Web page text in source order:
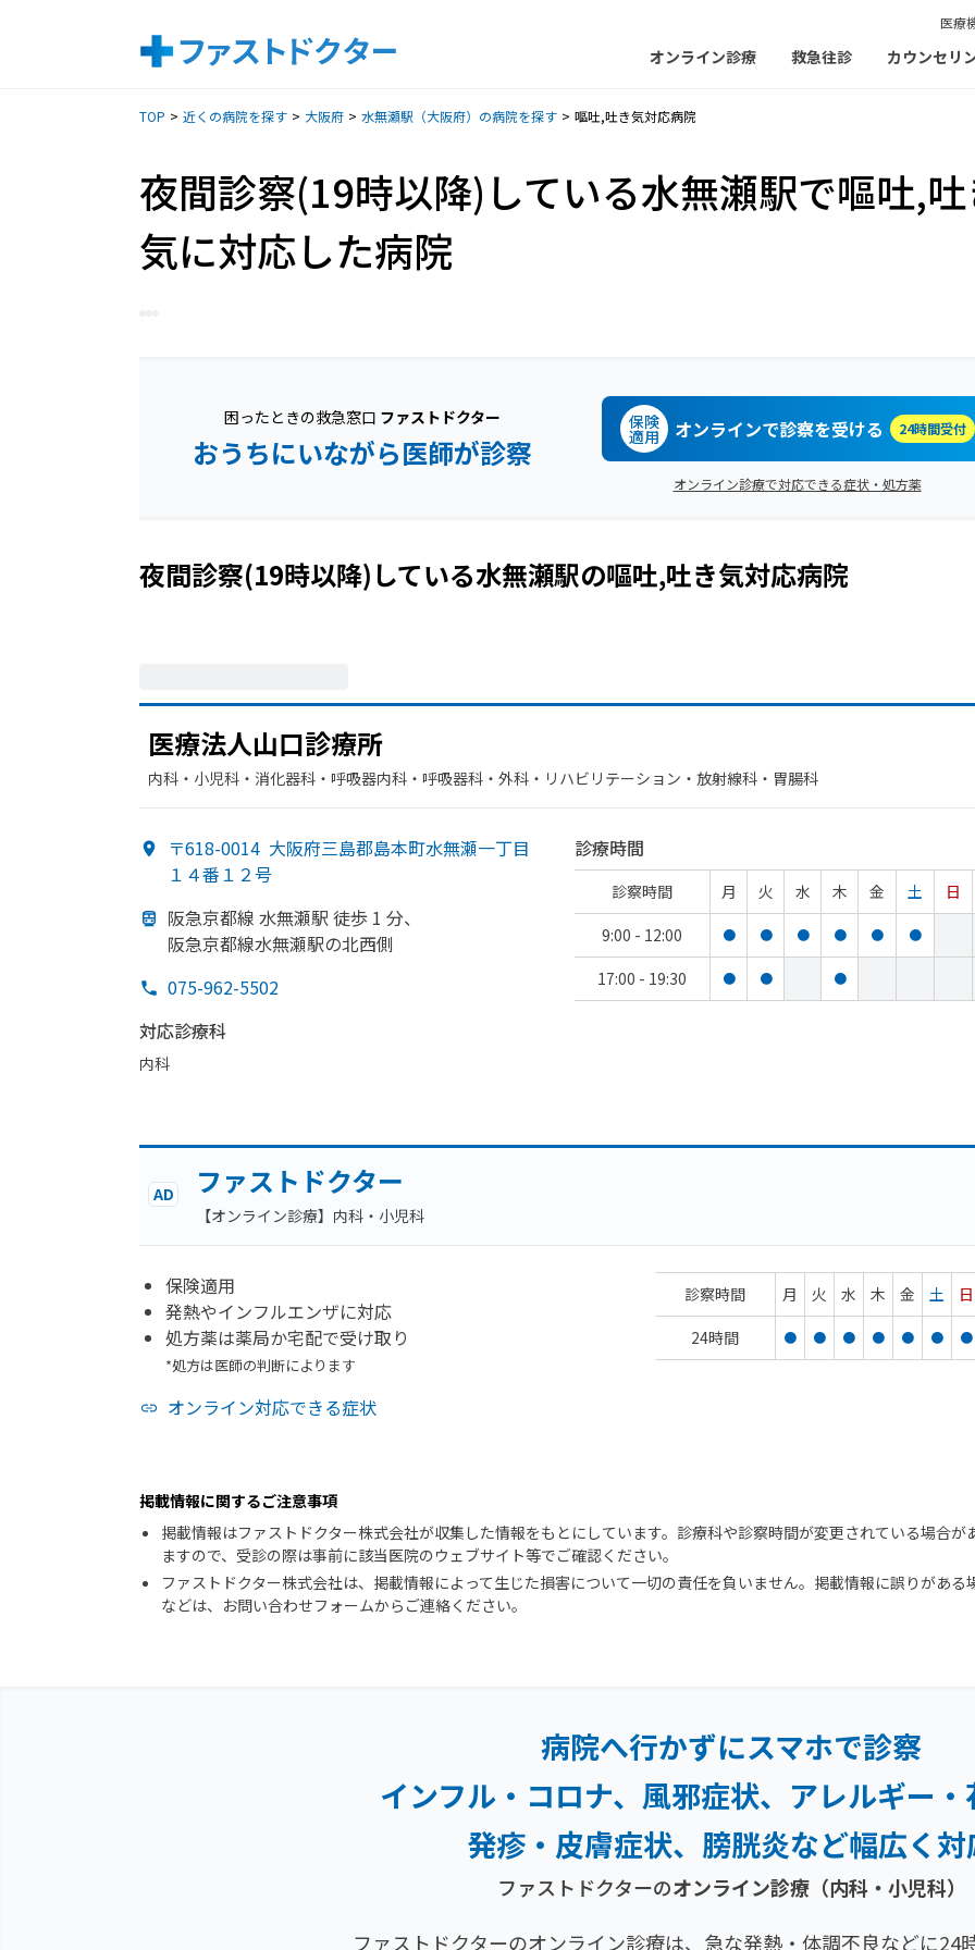
医療
オンライン診療 救急往診 カウンセリ
TOP 近くの病院を探す 大阪府 水無瀬駅（大阪府）の病院を探す 嘔吐,吐き気対応病院
夜間診察(19時以降)している水無瀬駅で嘔吐,
気に対応した病院
困ったときの救急窓口 ファストドクター
おうちにいながら医師が診察
保険
適用 オンラインで診察を受ける 24時間受付
オンライン診療で対応できる症状・処方薬
夜間診察(19時以降)している水無瀬駅の嘔吐,吐き気対応病院
医療法人山口診療所
内科・​小児科・​消化器科・​呼吸器内科・​呼吸器科・​外科・​リハビリテーション・​放射線科・​胃腸科
〒618-0014 大阪府三島郡島本町水無瀬一丁目
１４番１２号
阪急京都線 水無瀬駅 徒歩 1 分、
阪急京都線水無瀬駅の北西側
075-962-5502
対応診療科
内科
診療時間
診察時間 月 火 水 木 金 土
日
9:00 - 12:00
● ● ● ● ● ●
17:00 - 19:30 ● ● ●
AD ファストドクター
【オンライン診療】内科・小児科
保険適用
発熱やインフルエンザに対応
処方薬は薬局か宅配で受け取り
*処方は医師の判断によります
オンライン対応できる症状
診察時間 月 火 水 木 金 土
日
24時間
● ● ● ● ● ● ●
掲載情報に関するご注意事項
掲載情報はファストドクター株式会社が収集した情報をもとにしています。診療科や診察時間が変更されている場合が
ますので、受診の際は事前に該当医院のウェブサイト等でご確認ください。
ファストドクター株式会社は、掲載情報によって生じた損害について一切の責任を負いません。掲載情報に誤りがある
などは、お問い合わせフォームからご連絡ください。
病院へ行かずにスマホで診察
インフル・コロナ、風邪症状、 アレルギー
発疹・ 皮膚症状、膀胱炎など幅広く対
ファストドクターのオンライン診療（内科・小児科）
ファストドクターのオンライン診療は、急な発熱・体調不良などに24